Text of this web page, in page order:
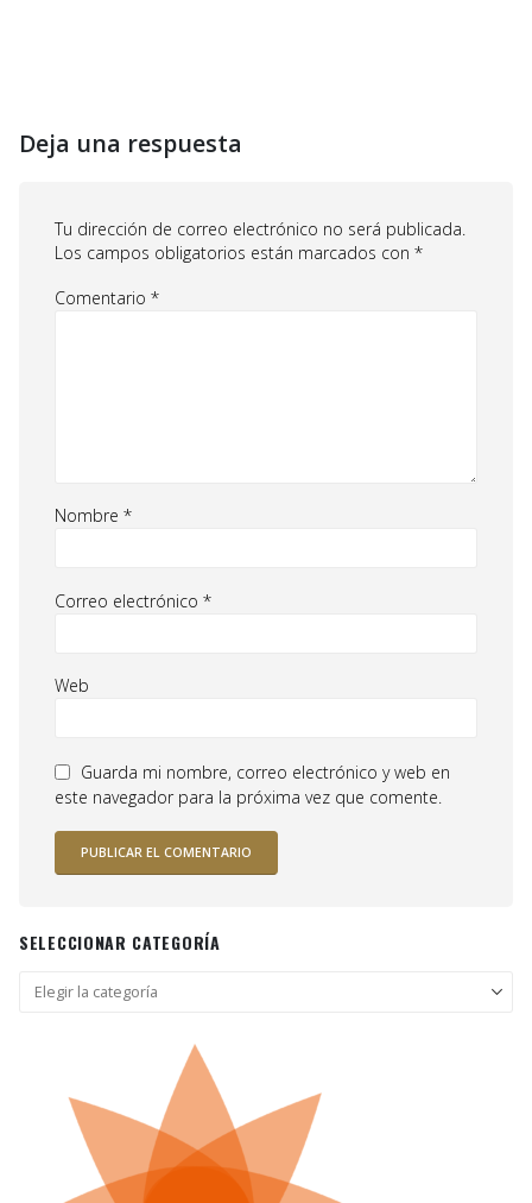
Deja una respuesta
Tu dirección de correo electrónico no será publicada.
Los campos obligatorios están marcados con *
Comentario *
Nombre *
Correo electrónico *
Web
Guarda mi nombre, correo electrónico y web en
este navegador para la próxima vez que comente.
SELECCIONAR CATEGORÍA
Seleccionar
categoría